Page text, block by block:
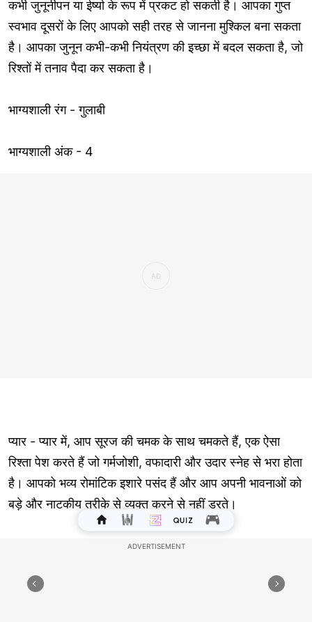
कभी जुनूनीपन या ईर्ष्या के रूप में प्रकट हो सकती है। आपका गुप्त
स्वभाव दूसरों के लिए आपको सही तरह से जानना मुश्किल बना सकता
है। आपका जुनून कभी-कभी नियंत्रण की इच्छा में बदल सकता है, जो
रिश्तों में तनाव पैदा कर सकता है।
भाग्यशाली रंग - गुलाबी
भाग्यशाली अंक - 4
प्यार - प्यार में, आप सूरज की चमक के साथ चमकते हैं, एक ऐसा
रिश्ता पेश करते हैं जो गर्मजोशी, वफादारी और उदार स्नेह से भरा होता
है। आपको भव्य रोमांटिक इशारे पसंद हैं और आप अपनी भावनाओं को
बड़े और नाटकीय तरीके से व्यक्त करने से नहीं डरते।
व्यवसाय - जटिल परिस्थितियों को समझने और सतह के नीचे खुदाई
ओर ले जा सकती है। आपकी लचीलापन यह सुनिश्चित करता है कि